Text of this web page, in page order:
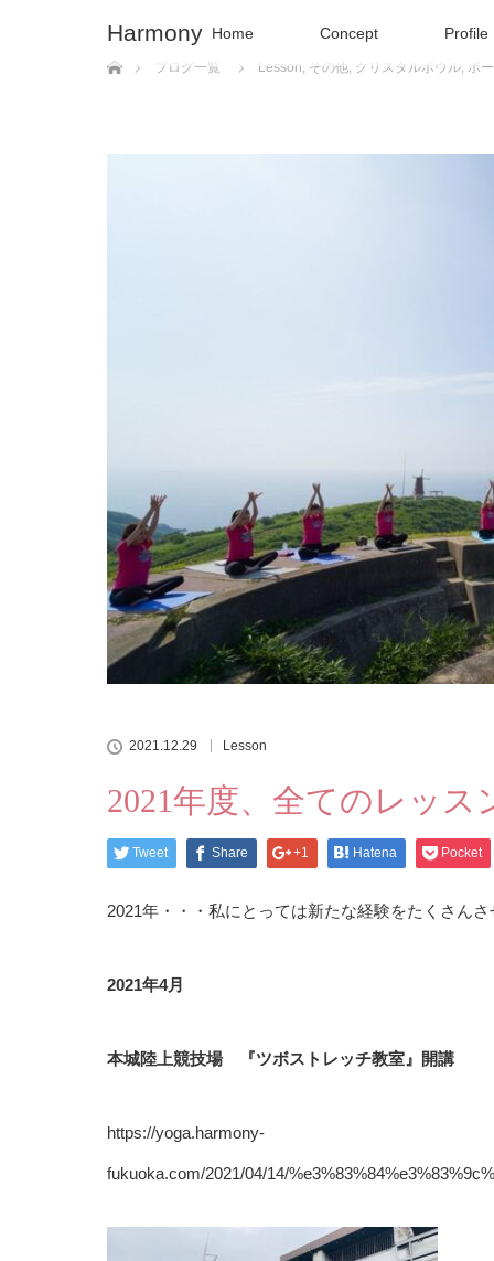
Harmony Home Concept Profile
ホーム
ブログ一覧
Lesson, その他, クリスタルボウル, ポ
2021.12.29 Lesson
2021年度、全てのレッス
Tweet Share +1 Hatena Pocket
2021年・・・私にとっては新たな経験をたくさん
2021年4月
本城陸上競技場 『ツボストレッチ教室』開講
https://yoga.harmony-
fukuoka.com/2021/04/14/